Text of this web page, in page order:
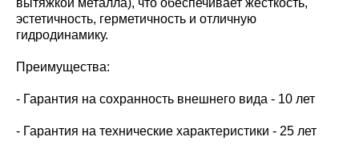
вытяжкой металла), что обеспечивает жесткость,
эстетичность, герметичность и отличную
гидродинамику.
Преимущества:
- Гарантия на сохранность внешнего вида - 10 лет
- Гарантия на технические характеристики - 25 лет